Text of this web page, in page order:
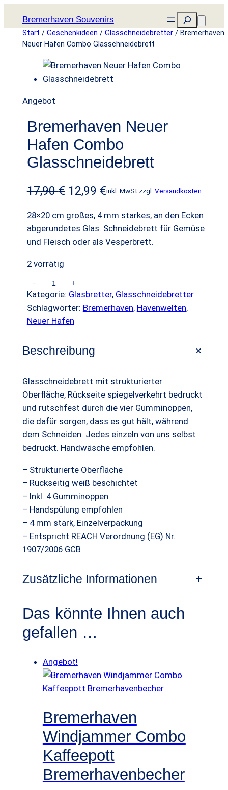
Inhalt
springen
Bremerhaven Souvenirs Suchen
Start / Geschenkideen / Glasschneidebretter/ Bremerhaven
Neuer Hafen Combo Glasschneidebrett
AngebotP
o
d
u
k
i
A
n
g
e
o
t
Bremerhaven Neuer
Hafen Combo
Glasschneidebrett
17,90€ U
s
p
ü
n
g
i
h
e
r
P
e
i
s
w
a
:
7
,
0
12,99 €A
t
u
l
e
e
i
s
i
t
:
1
2
9
€
inkl. MwSt. zzgl. Versandkosten
28×20 cm großes, 4 mm starkes, an den Ecken
abgerundetes Glas. Schneidebrett für Gemüse
und Fleisch oder als Vesperbrett.
2 vorrätig
r
e
m
r
a
v
e
n
N
e
e
r
H
a
f
e
n
o
o
G
l
− +
Kategorie: Glasbretter, Glasschneidebretter
Schlagwörter: Bremerhaven, Havenwelten,
Neuer Hafen
Beschreibung +
Glasschneidebrett mit strukturierter
Oberfläche, Rückseite spiegelverkehrt bedruckt
und rutschfest durch die vier Gumminoppen,
die dafür sorgen, dass es gut hält, während
dem Schneiden. Jedes einzeln von uns selbst
bedruckt. Handwäsche empfohlen.
– Strukturierte Oberfläche
– Rückseitig weiß beschichtet
– Inkl. 4 Gumminoppen
– Handspülung empfohlen
– 4 mm stark, Einzelverpackung
– Entspricht REACH Verordnung (EG) Nr.
1907/2006 GCB
Zusätzliche Informationen +
Das könnte Ihnen auch
gefallen …
Angebot!
Bremerhaven
Windjammer Combo
Kaffeepott
Bremerhavenbecher